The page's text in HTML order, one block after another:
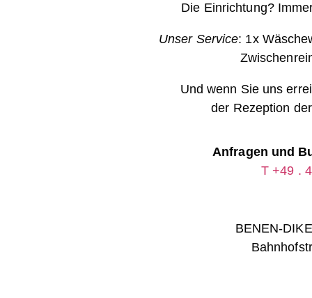
Die Einrichtung?
Unser Service: 1x
Und wenn Sie uns
der Rezeption
Anfragen und
T +49 .
BENEN-